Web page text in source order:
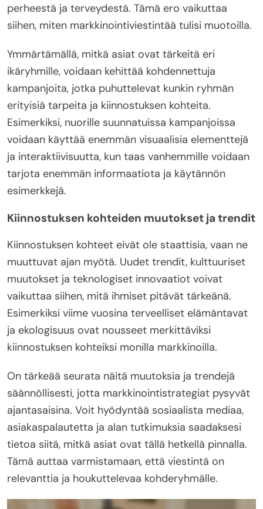
perheestä ja terveydestä. Tämä ero vaikuttaa
siihen, miten markkinointiviestintää tulisi muotoilla.
Ymmärtämällä, mitkä asiat ovat tärkeitä eri
ikäryhmille, voidaan kehittää kohdennettuja
kampanjoita, jotka puhuttelevat kunkin ryhmän
erityisiä tarpeita ja kiinnostuksen kohteita.
Esimerkiksi, nuorille suunnatuissa kampanjoissa
voidaan käyttää enemmän visuaalisia elementtejä
ja interaktiivisuutta, kun taas vanhemmille voidaan
tarjota enemmän informaatiota ja käytännön
esimerkkejä.
Kiinnostuksen kohteiden muutokset ja trendit
Kiinnostuksen kohteet eivät ole staattisia, vaan ne
muuttuvat ajan myötä. Uudet trendit, kulttuuriset
muutokset ja teknologiset innovaatiot voivat
vaikuttaa siihen, mitä ihmiset pitävät tärkeänä.
Esimerkiksi viime vuosina terveelliset elämäntavat
ja ekologisuus ovat nousseet merkittäviksi
kiinnostuksen kohteiksi monilla markkinoilla.
On tärkeää seurata näitä muutoksia ja trendejä
säännöllisesti, jotta markkinointistrategiat pysyvät
ajantasaisina. Voit hyödyntää sosiaalista mediaa,
asiakaspalautetta ja alan tutkimuksia saadaksesi
tietoa siitä, mitkä asiat ovat tällä hetkellä pinnalla.
Tämä auttaa varmistamaan, että viestintä on
relevanttia ja houkuttelevaa kohderyhmälle.